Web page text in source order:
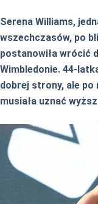
Serena Williams,
wszechczasów, po
postanowiła wrócić
Wimbledonie. 44-
dobrej strony, ale po
musiała uznać